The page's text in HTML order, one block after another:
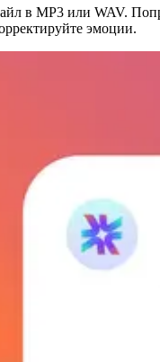
в MP3 или WAV.
эмоции.